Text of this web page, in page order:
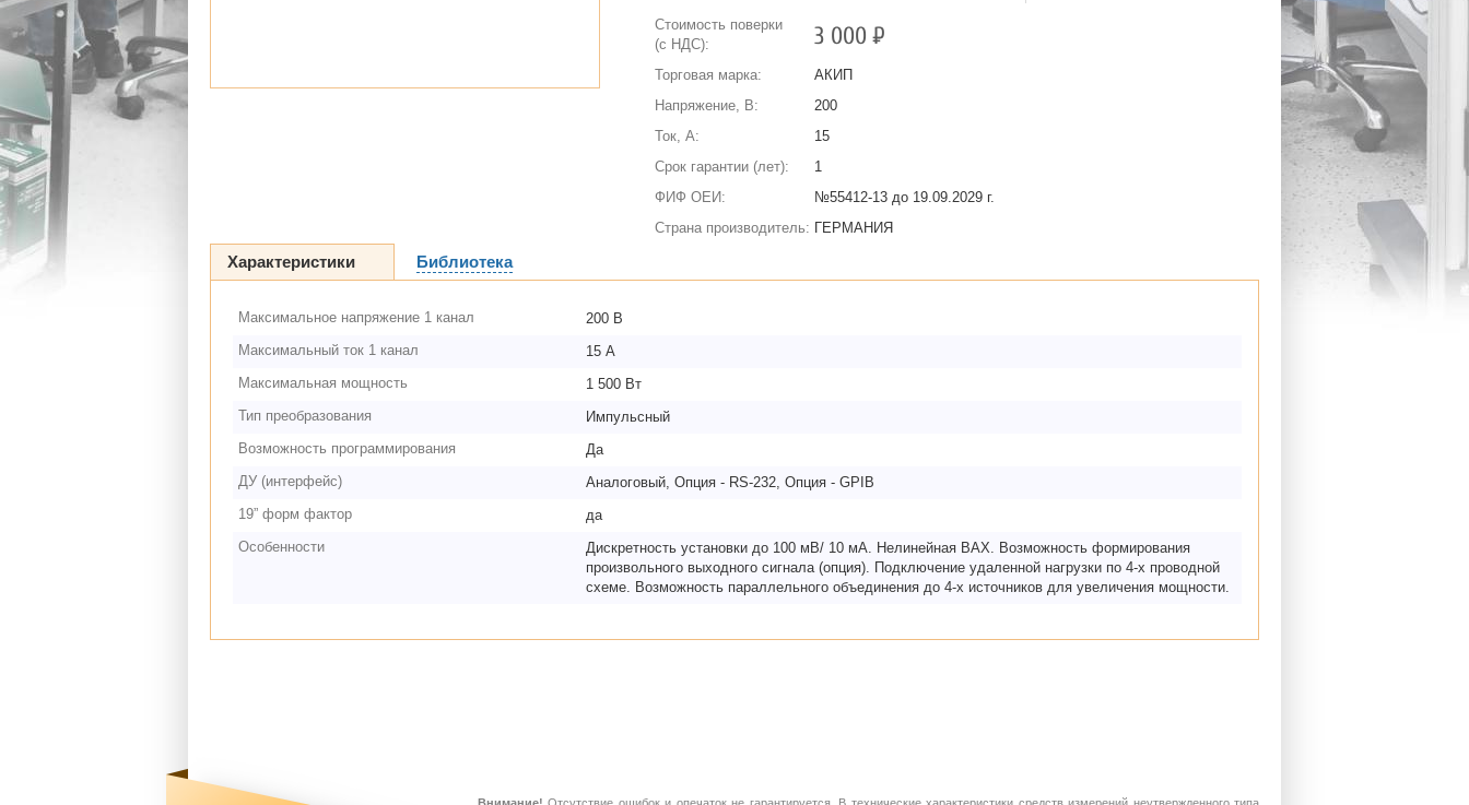
Стоимость поверки
(с НДС):
3 000Р
Торговая марка:
АКИП
Напряжение, В:
200
Ток, А:
15
Срок гарантии (лет):
1
ФИФ ОЕИ:
№55412-13 до 19.09.2029 г.
Страна производитель: ГЕРМАНИЯ
Характеристики Библиотека
Максимальное напряжение 1 канал
200 В
Максимальный ток 1 канал
15 А
Максимальная мощность
1 500 Вт
Тип преобразования
Импульсный
Возможность программирования
Да
ДУ (интерфейс)
Аналоговый, Опция - RS-232, Опция - GPIB
19” форм фактор
да
Особенности
Дискретность установки до 100 мВ/ 10 мА. Нелинейная ВАХ. Возможность формирования
произвольного выходного сигнала (опция). Подключение удаленной нагрузки по 4-х проводной
схеме. Возможность параллельного объединения до 4-х источников для увеличения мощности.